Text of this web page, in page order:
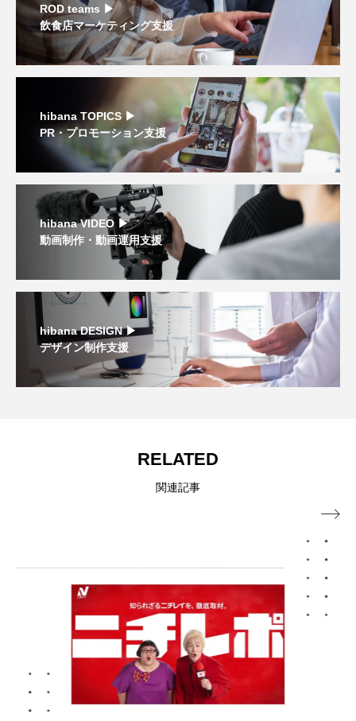
ROD teams ▶︎
飲食店マーケティング支援
hibana TOPICS ▶︎
PR・プロモーション支援
hibana VIDEO ▶︎
動画制作・動画運用支援
hibana DESIGN ▶︎
デザイン制作支援
RELATED
関連記事
